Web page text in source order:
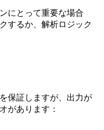
にとって重要な場合
するか、解析ロジック
保証しますが、出力が
があります：